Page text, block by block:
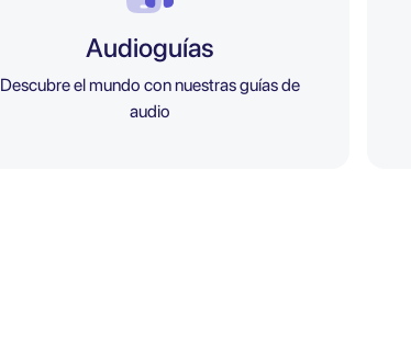
Audioguías
Descubre el mundo con nuestras guías de
audio